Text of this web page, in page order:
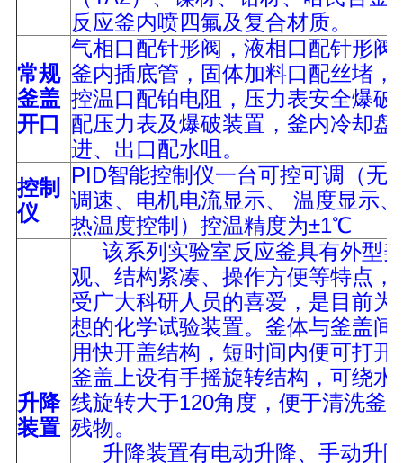
反应釜内喷四氟及复合材质。
常规
釜盖
开口
气相口配针形阀，液相口配针形阀
釜内插底管，固体加料口配丝堵，
控温口配铂电阻，压力表安全爆破
配压力表及爆破装置，釜内冷却盘
进、出口配水咀。
控制
仪
PID智能控制仪一台可控可调（无
调速、电机电流显示、 温度显示
热温度控制）控温精度为±1℃
升降
装置
该系列实验室反应釜具有外型
观、结构紧凑、操作方便等特点，
受广大科研人员的喜爱，是目前为
想的化学试验装置。釜体与釜盖间
用快开盖结构，短时间内便可打开
釜盖上设有手摇旋转结构，可绕水
线旋转大于120角度，便于清洗釜
残物。
升降装置有电动升降、手动升